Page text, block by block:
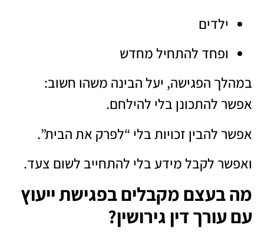
ילדים
ופחד להתחיל מחדש
במהלך הפגישה, יעל הבינה משהו חשוב:
אפשר להתכונן בלי להילחם.
אפשר להבין זכויות בלי “לפרק את הבית”.
ואפשר לקבל מידע בלי להתחייב לשום צעד.
מה בעצם מקבלים בפגישת ייעוץ
עם עורך דין גירושין?